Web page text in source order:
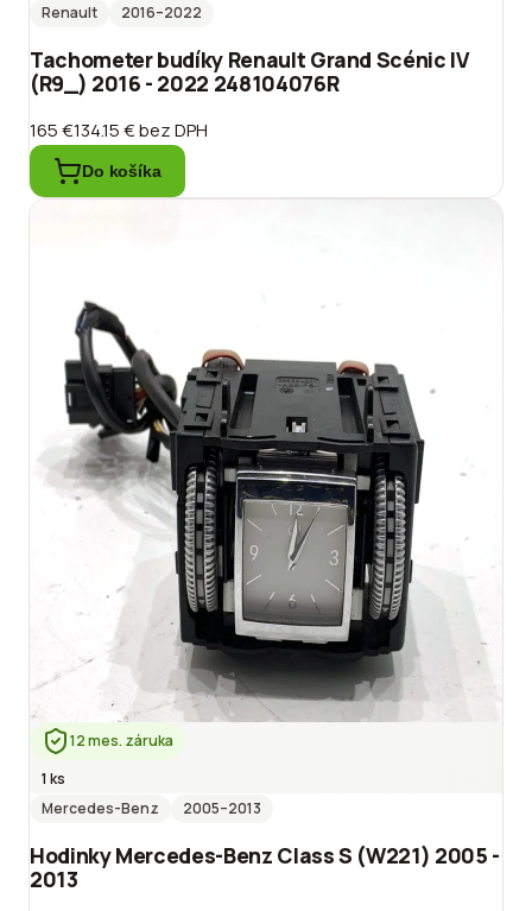
Renault
2016–2022
Tachometer budíky Renault Grand Scénic IV
(R9_) 2016 - 2022 248104076R
165 €134.15 €bez DPH
Do košíka
12 mes. záruka
1 ks
Mercedes-Benz
2005–2013
Hodinky Mercedes-Benz Class S (W221) 2005 -
2013